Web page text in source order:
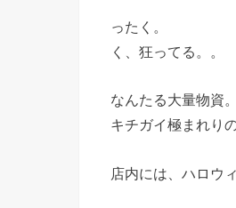
ったく。
く、狂ってる。。
なんたる大量物資。
キチガイ極まれり
店内には、ハロウ